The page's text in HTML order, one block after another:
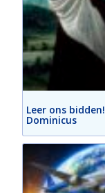
Leer ons
Dominicus